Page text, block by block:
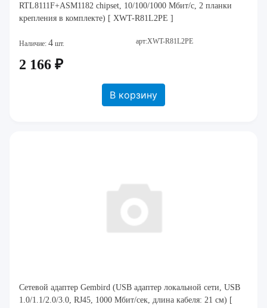
RTL8111F+ASM1182 chipset, 10/100/1000 Мбит/с, 2 планки
крепления в комплекте) [ XWT-R81L2PE ]
Наличие: 4 шт. арт:XWT-R81L2PE
2 166 ₽
В корзину
Сетевой адаптер Gembird (USB адаптер локальной сети, USB
1.0/1.1/2.0/3.0, RJ45, 1000 Мбит/сек, длина кабеля: 21 см) [